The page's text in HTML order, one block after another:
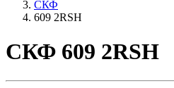
СКФ
609 2RSH
СКФ 609 2RSH